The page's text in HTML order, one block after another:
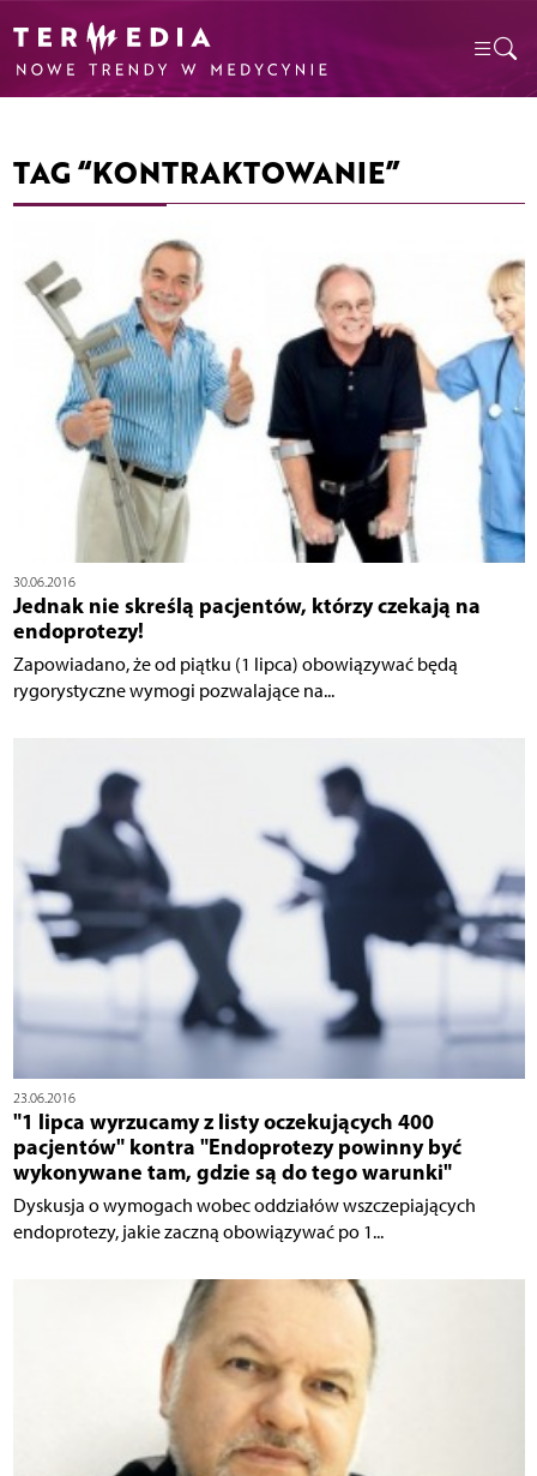
TAG “KONTRAKTOWANIE”
30.06.2016
Jednak nie skreślą pacjentów, którzy czekają na
endoprotezy!
Zapowiadano, że od piątku (1 lipca) obowiązywać będą
rygorystyczne wymogi pozwalające na...
23.06.2016
"1 lipca wyrzucamy z listy oczekujących 400
pacjentów" kontra "Endoprotezy powinny być
wykonywane tam, gdzie są do tego warunki"
Dyskusja o wymogach wobec oddziałów wszczepiających
endoprotezy, jakie zaczną obowiązywać po 1...